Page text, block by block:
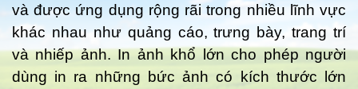
và được ứng dụng rộng rãi trong nhiều lĩnh vực
khác nhau như quảng cáo, trưng bày, trang trí
và nhiếp ảnh. In ảnh khổ lớn cho phép người
dùng in ra những bức ảnh có kích thước lớn